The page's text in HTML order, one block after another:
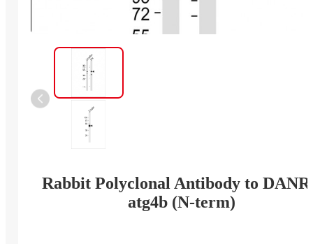
Rabbit Polyclonal Antibody to
atg4b (N-term)